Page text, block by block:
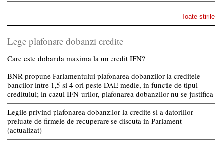
Toate stirile
Lege plafonare dobanzi credite
Care este dobanda maxima la un credit IFN?
BNR propune Parlamentului plafonarea dobanzilor la creditele
bancilor intre 1,5 si 4 ori peste DAE medie, in functie de tipul
creditului; in cazul IFN-urilor, plafonarea dobanzilor nu se justifica
Legile privind plafonarea dobanzilor la credite si a datoriilor
preluate de firmele de recuperare se discuta in Parlament
(actualizat)